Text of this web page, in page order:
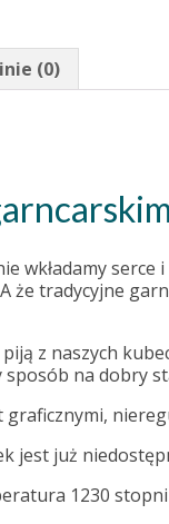
(0)
wkładamy
że tradycyjne
z naszych
sposób na dobry
jest już
1230